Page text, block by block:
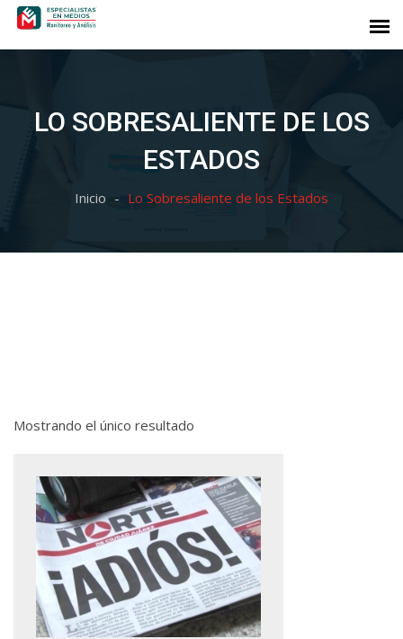
LO SOBRESALIENTE DE LOS
ESTADOS
Inicio Lo Sobresaliente de los Estados
Mostrando el único resultado